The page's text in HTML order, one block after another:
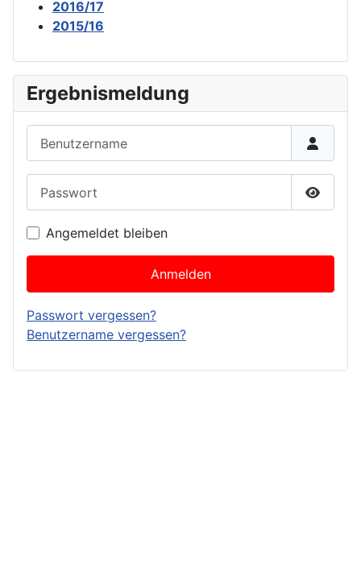
2016/17
2015/16
Ergebnismeldung
Angemeldet bleiben
Anmelden
Passwort vergessen?
Benutzername vergessen?